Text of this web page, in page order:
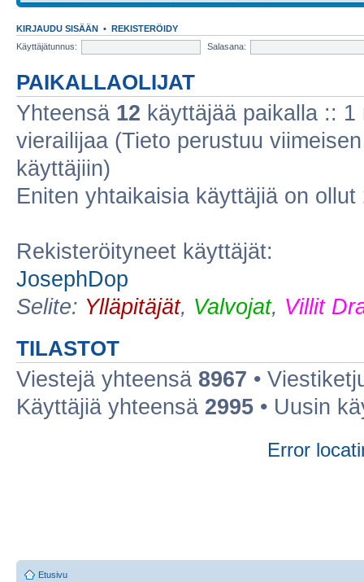
KIRJAUDU SISÄÄN • REKISTERÖIDY
Käyttäjätunnus:
Salasana:
PAIKALLAOLIJAT
Yhteensä 12 käyttäjää paikalla ::
vierailijaa (Tieto perustuu
käyttäjiin)
Eniten yhtaikaisia käyttäjiä on ollut
Rekisteröityneet käyttäjät:
JosephDop
Selite: Ylläpitäjät, Valvojat, Villit
TILASTOT
Viestejä yhteensä 8967 •
Käyttäjiä yhteensä 2995 • Uusin
Error
Etusivu